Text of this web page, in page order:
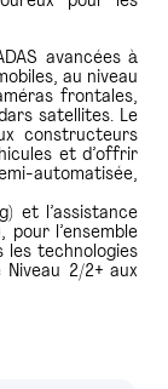
avancées à
au niveau
frontales,
satellites. Le
constructeurs
et d’offrir
automatisée,
et l’assistance
pour l’ensemble
les technologies
2/2+ aux